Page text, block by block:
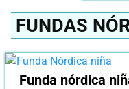
FUNDAS
Funda nórdica